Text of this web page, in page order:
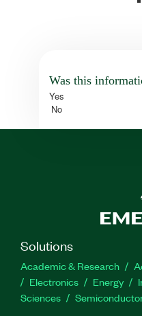
Was this
Yes
No
Solutions
Academic & Research
Electronics
Energy
Sciences